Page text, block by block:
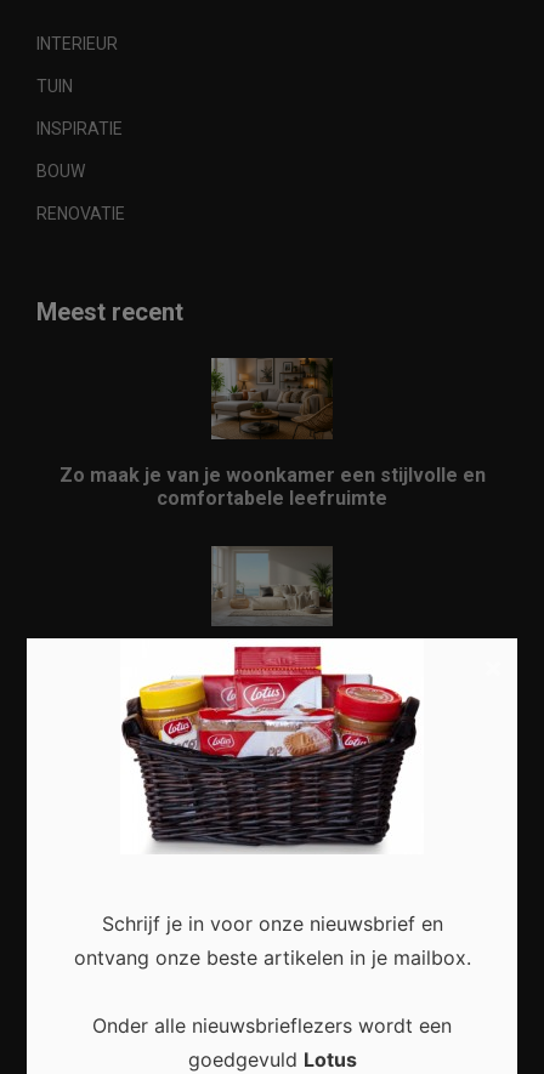
INTERIEUR
TUIN
INSPIRATIE
BOUW
RENOVATIE
Meest recent
Zo maak je van je woonkamer een stijlvolle en
comfortabele leefruimte
Een Rustige en Stijlvolle Woonruimte Creëren met
Praktische Veranderingen
Zo geef je een kleine woonkamer een ruimtelijke
Hoe natuurlijke materialen zorgen voor een
warme en tijdloze woonstijl
Schrijf je in voor onze nieuwsbrief en
ontvang onze beste artikelen in je mailbox.
Onder alle nieuwsbrieflezers wordt een
goedgevuld Lotus